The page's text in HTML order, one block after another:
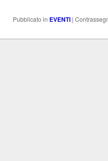
Pubblicato in EVENTI |